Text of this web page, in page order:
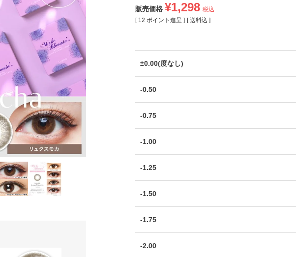
販売価格 ¥1,298 税込
[ 12 ポイント進呈 ] 送料込
±0.00(度なし)
-0.50
-0.75
-1.00
-1.25
-1.50
-1.75
-2.00